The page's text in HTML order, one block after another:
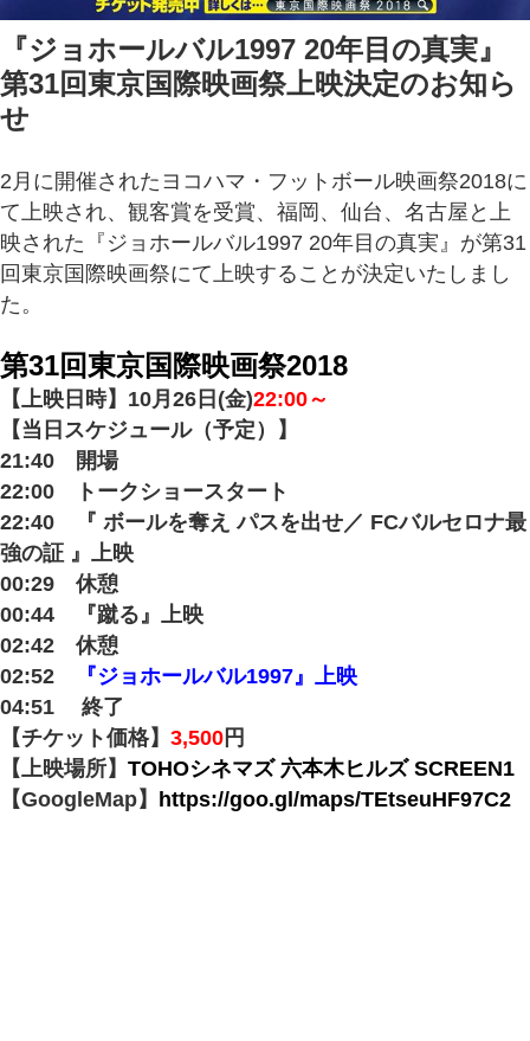
『ジョホールバル1997 20年目の真実』
第31回東京国際映画祭上映決定のお知ら
せ
2月に開催されたヨコハマ・フットボール映画祭2018に
て上映され、観客賞を受賞、福岡、仙台、名古屋と上
映された『ジョホールバル1997 20年目の真実』が第31
回東京国際映画祭にて上映することが決定いたしまし
た。
第31回東京国際映画祭2018
【 上映日時】10月26日(金)22:00～
【当日スケジュール（予定）】
21:40 開場
22:00 トークショースタート
22:40 『 ボールを奪え パスを出せ／ FCバルセロナ最
強の証 』上映
00:29 休憩
00:44 『蹴る』上映
02:42 休憩
02:52
『ジョホールバル1997』上映
04:51 終了
【チケット価格】 3,500 円
【上映場所】 TOHOシネマズ 六本木ヒルズ SCREEN1
【GoogleMap】 https://goo.gl/maps/TEtseuHF97C2